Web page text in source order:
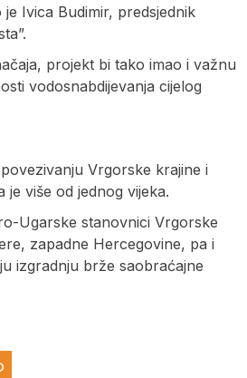
Ivica Budimir, predsjednik
projekt bi tako imao i važnu
vodosnabdijevanja cijelog
Vrgorske krajine i
je više od jednog vijeka.
Ugarske stanovnici Vrgorske
zapadne Hercegovine, pa i
izgradnju brže saobraćajne